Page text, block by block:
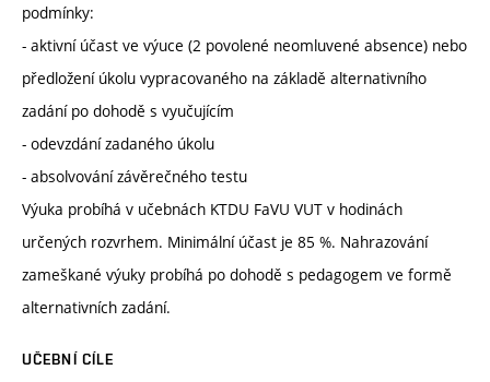
podmínky:
- aktivní účast ve výuce (2 povolené neomluvené absence) nebo
předložení úkolu vypracovaného na základě alternativního
zadání po dohodě s vyučujícím
- odevzdání zadaného úkolu
- absolvování závěrečného testu
Výuka probíhá v učebnách KTDU FaVU VUT v hodinách
určených rozvrhem. Minimální účast je 85 %. Nahrazování
zameškané výuky probíhá po dohodě s pedagogem ve formě
alternativních zadání.
UČEBNÍ CÍLE